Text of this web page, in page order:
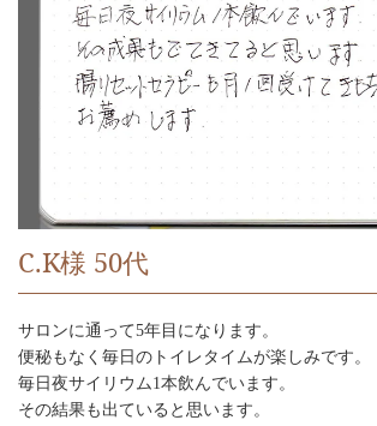
C.K様 50代
サロンに通って5年目になります。
便秘もなく毎日のトイレタイムが楽しみです。
毎日夜サイリウム1本飲んでいます。
その結果も出ていると思います。